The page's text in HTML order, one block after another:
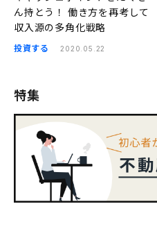
ん持とう！ 働き方を再考して
収入源の多角化戦略
投資する 2020.05.22
特集